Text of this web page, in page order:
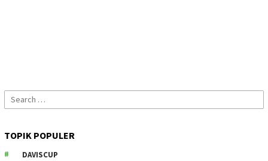
Search
for:
TOPIK POPULER
DAVISCUP